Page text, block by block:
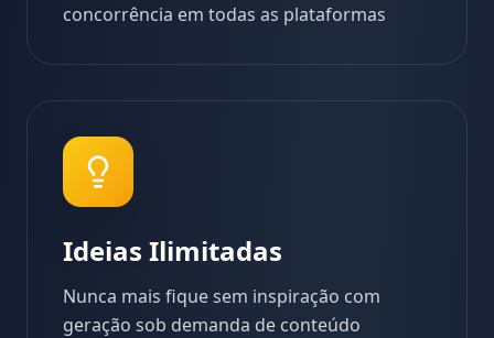
concorrência em todas as plataformas
Ideias Ilimitadas
Nunca mais fique sem inspiração com
geração sob demanda de conteúdo